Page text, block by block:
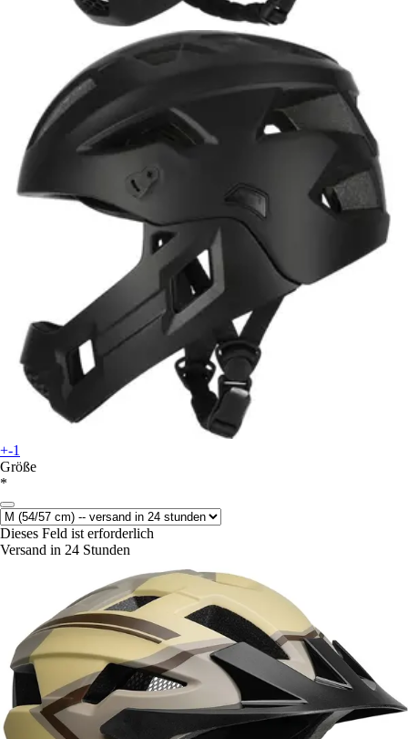
+-1
Größe
*
Dieses Feld ist erforderlich
Versand in 24 Stunden